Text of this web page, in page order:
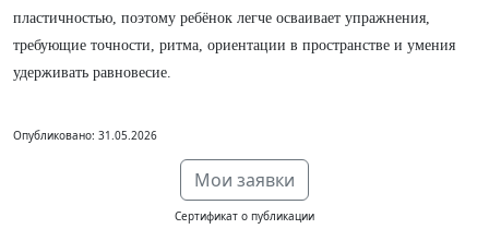
пластичностью, поэтому ребёнок легче осваивает упражнения,
требующие точности, ритма, ориентации в пространстве и умения
удерживать равновесие.
Опубликовано: 31.05.2026
Мои заявки
Сертификат о публикации